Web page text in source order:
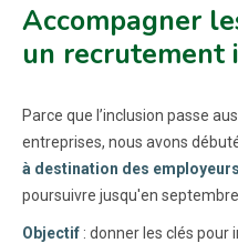
Accompagner
un recrutement
Parce que l’inclusion passe
entreprises, nous avons
à destination des employeurs
poursuivre jusqu'en septembre.
Objectif : donner les clés